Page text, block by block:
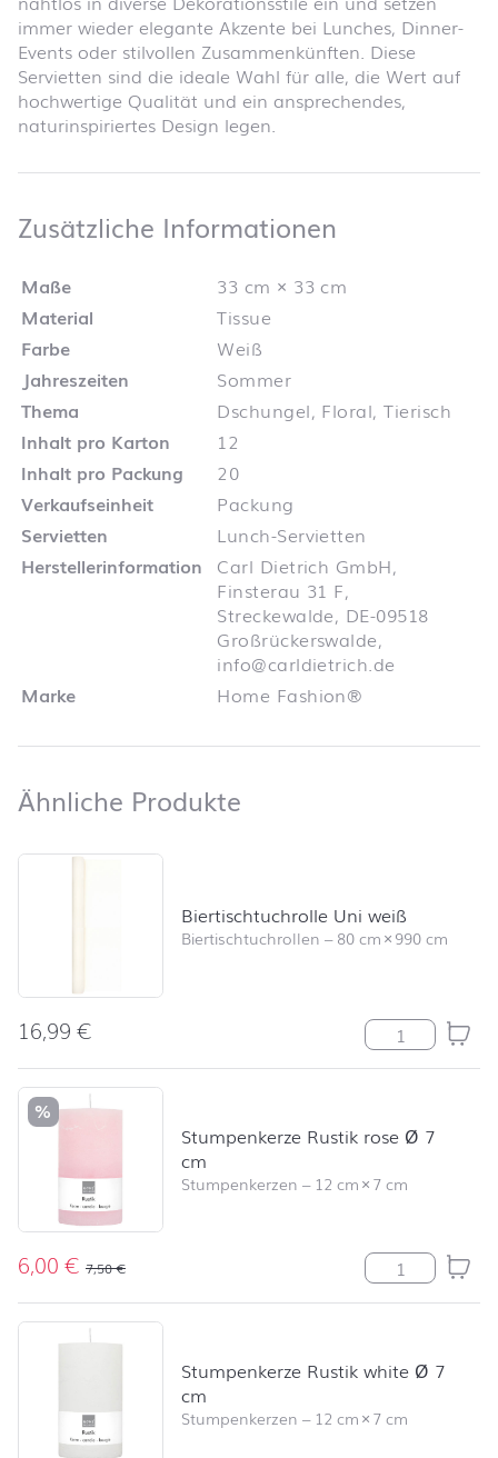
immer wieder elegante Akzente bei Lunches, Dinner-
Events oder stilvollen Zusammenkünften. Diese
Servietten sind die ideale Wahl für alle, die Wert auf
hochwertige Qualität und ein ansprechendes,
naturinspiriertes Design legen.
Zusätzliche Informationen
Maße
33 cm × 33 cm
Material
Tissue
Farbe
Weiß
Jahreszeiten
Sommer
Thema
Dschungel, Floral, Tierisch
Inhalt pro Karton
12
Inhalt pro Packung
20
Verkaufseinheit
Packung
Servietten
Lunch-Servietten
Herstellerinformation
Carl Dietrich GmbH,
Finsterau 31 F,
Streckewalde, DE-09518
Großrückerswalde,
info@carldietrich.de
Marke
Home Fashion®
Ähnliche Produkte
Produktliste überspringen und zum Filter springen
Biertischtuchrolle Uni weiß
Biertischtuchrollen –80 cm×990 cm
16,99€
%
Stumpenkerze Rustik rose Ø 7
cm
Stumpenkerzen – 12 cm×7 cm
6,00€ 7,50€ Stumpenkerze
Stumpenkerze Rustik white Ø 7
cm
Stumpenkerzen – 12 cm×7 cm